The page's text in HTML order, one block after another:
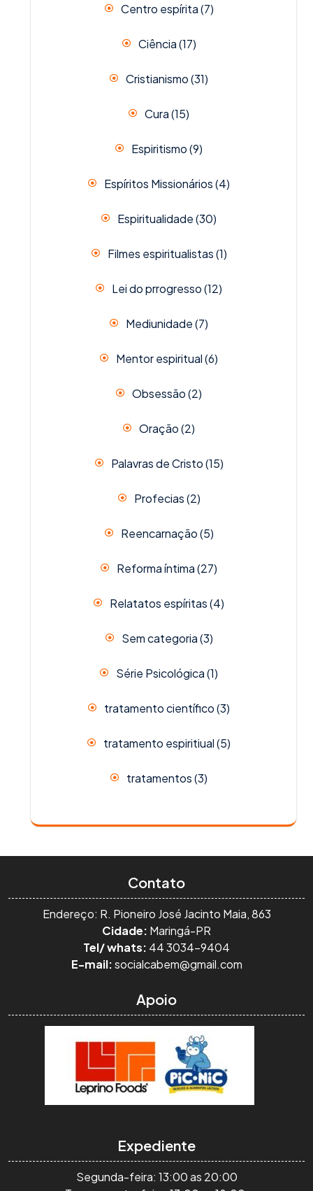
Centro espírita(7)
Ciência(17)
Cristianismo(31)
Cura(15)
Espiritismo(9)
Espíritos Missionários(4)
Espiritualidade(30)
Filmes espiritualistas(1)
Lei do prrogresso(12)
Mediunidade(7)
Mentor espiritual(6)
Obsessão(2)
Oração(2)
Palavras de Cristo(15)
Profecias(2)
Reencarnação(5)
Reforma íntima(27)
Relatatos espíritas(4)
Sem categoria(3)
Série Psicológica(1)
tratamento científico(3)
tratamento espiritiual(5)
tratamentos(3)
Contato
Endereço: R. Pioneiro José Jacinto Maia, 863
Cidade: Maringá-PR
Tel/ whats: 44 3034-9404
E-mail:socialcabem@gmail.com
Apoio
Expediente
Segunda-feira: 13:00 as 20:00